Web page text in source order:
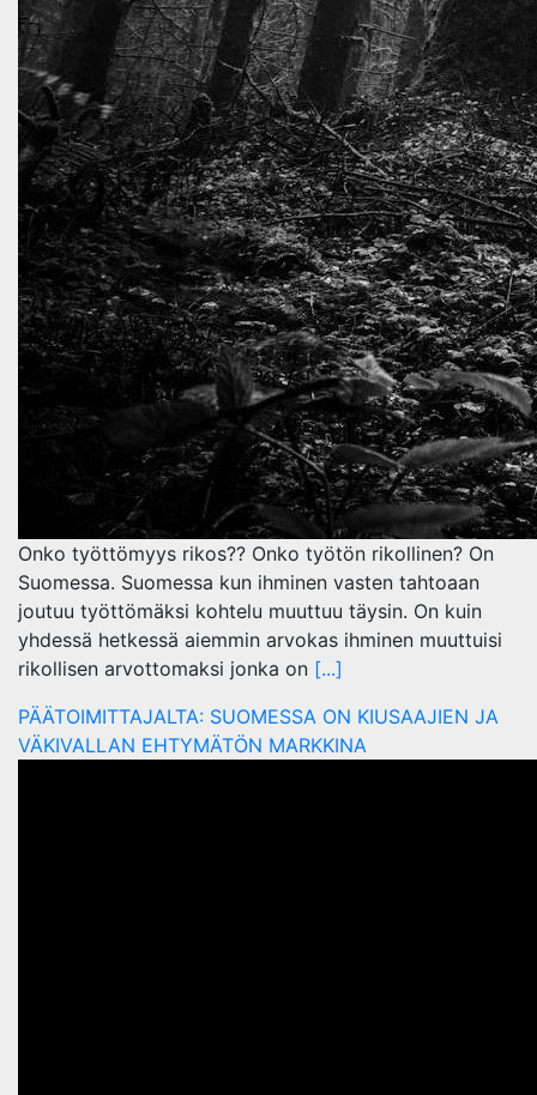
Onko työttömyys rikos?? Onko työtön rikollinen? On
Suomessa. Suomessa kun ihminen vasten tahtoaan
joutuu työttömäksi kohtelu muuttuu täysin. On kuin
yhdessä hetkessä aiemmin arvokas ihminen muuttuisi
rikollisen arvottomaksi jonka on [...]
PÄÄTOIMITTAJALTA: SUOMESSA ON KIUSAAJIEN JA
VÄKIVALLAN EHTYMÄTÖN MARKKINA